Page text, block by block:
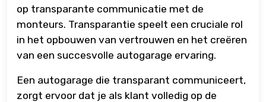
op transparante communicatie met de
monteurs. Transparantie speelt een cruciale rol
in het opbouwen van vertrouwen en het creëren
van een succesvolle autogarage ervaring.
Een autogarage die transparant communiceert,
zorgt ervoor dat je als klant volledig op de